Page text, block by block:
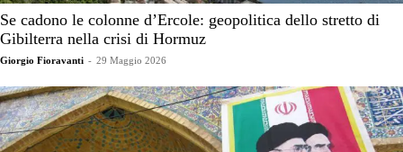
Se cadono le colonne d’Ercole: geopolitica dello stretto di
Gibilterra nella crisi di Hormuz
Giorgio Fioravanti - 29 Maggio 2026